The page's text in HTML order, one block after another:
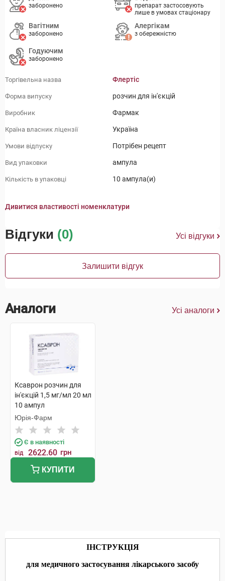
заборонено
препарат застосовують
лише в умовах стаціонару
Вагітним
заборонено
Алергікам
з обережністю
Годуючим
заборонено
Торгівельна назва Флертіс
Форма випуску розчин для ін'єкцій
Виробник Фармак
Країна власник ліцензії Україна
Умови відпуску Потрібен рецепт
Вид упаковки ампула
Кількість в упаковці 10 ампула(и)
Дивитися властивості номенклатури
Відгуки (0) Усі відгуки
Залишити відгук
Аналоги Усі аналоги
Ксаврон розчин для
ін'єкцій 1,5 мг/мл 20 мл
10 ампул
Юрія-Фарм
Є в наявності
від 2622.60 грн
КУПИТИ